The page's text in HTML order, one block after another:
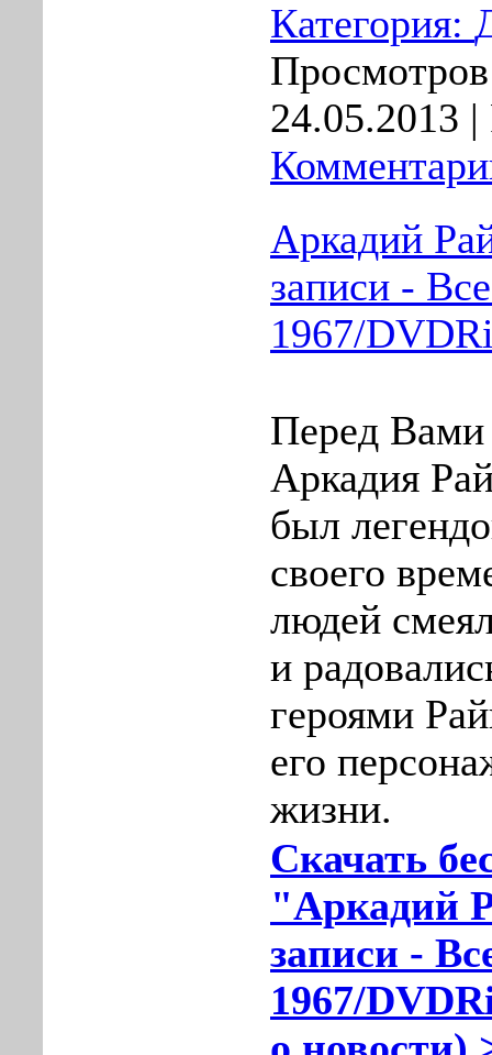
Категория:
24.05.2013 |
Аркадий
записи -
1967/
Перед Вами
Аркадия
был
своего
людей
и
героями
его
жизни.
Скачать
"Аркадий
записи -
1967/